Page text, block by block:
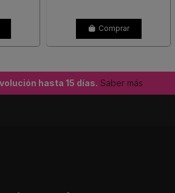
Comprar
hasta 15 días. Saber más